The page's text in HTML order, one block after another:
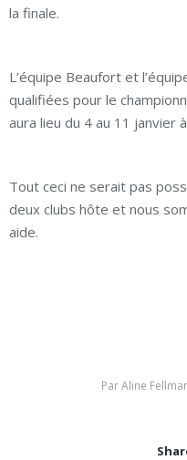
la finale.
L’équipe Beaufort et
qualifiées pour le
aura lieu du 4 au 11 janvier
Tout ceci ne serait pas
deux clubs hôte et nous
aide.
ParAline